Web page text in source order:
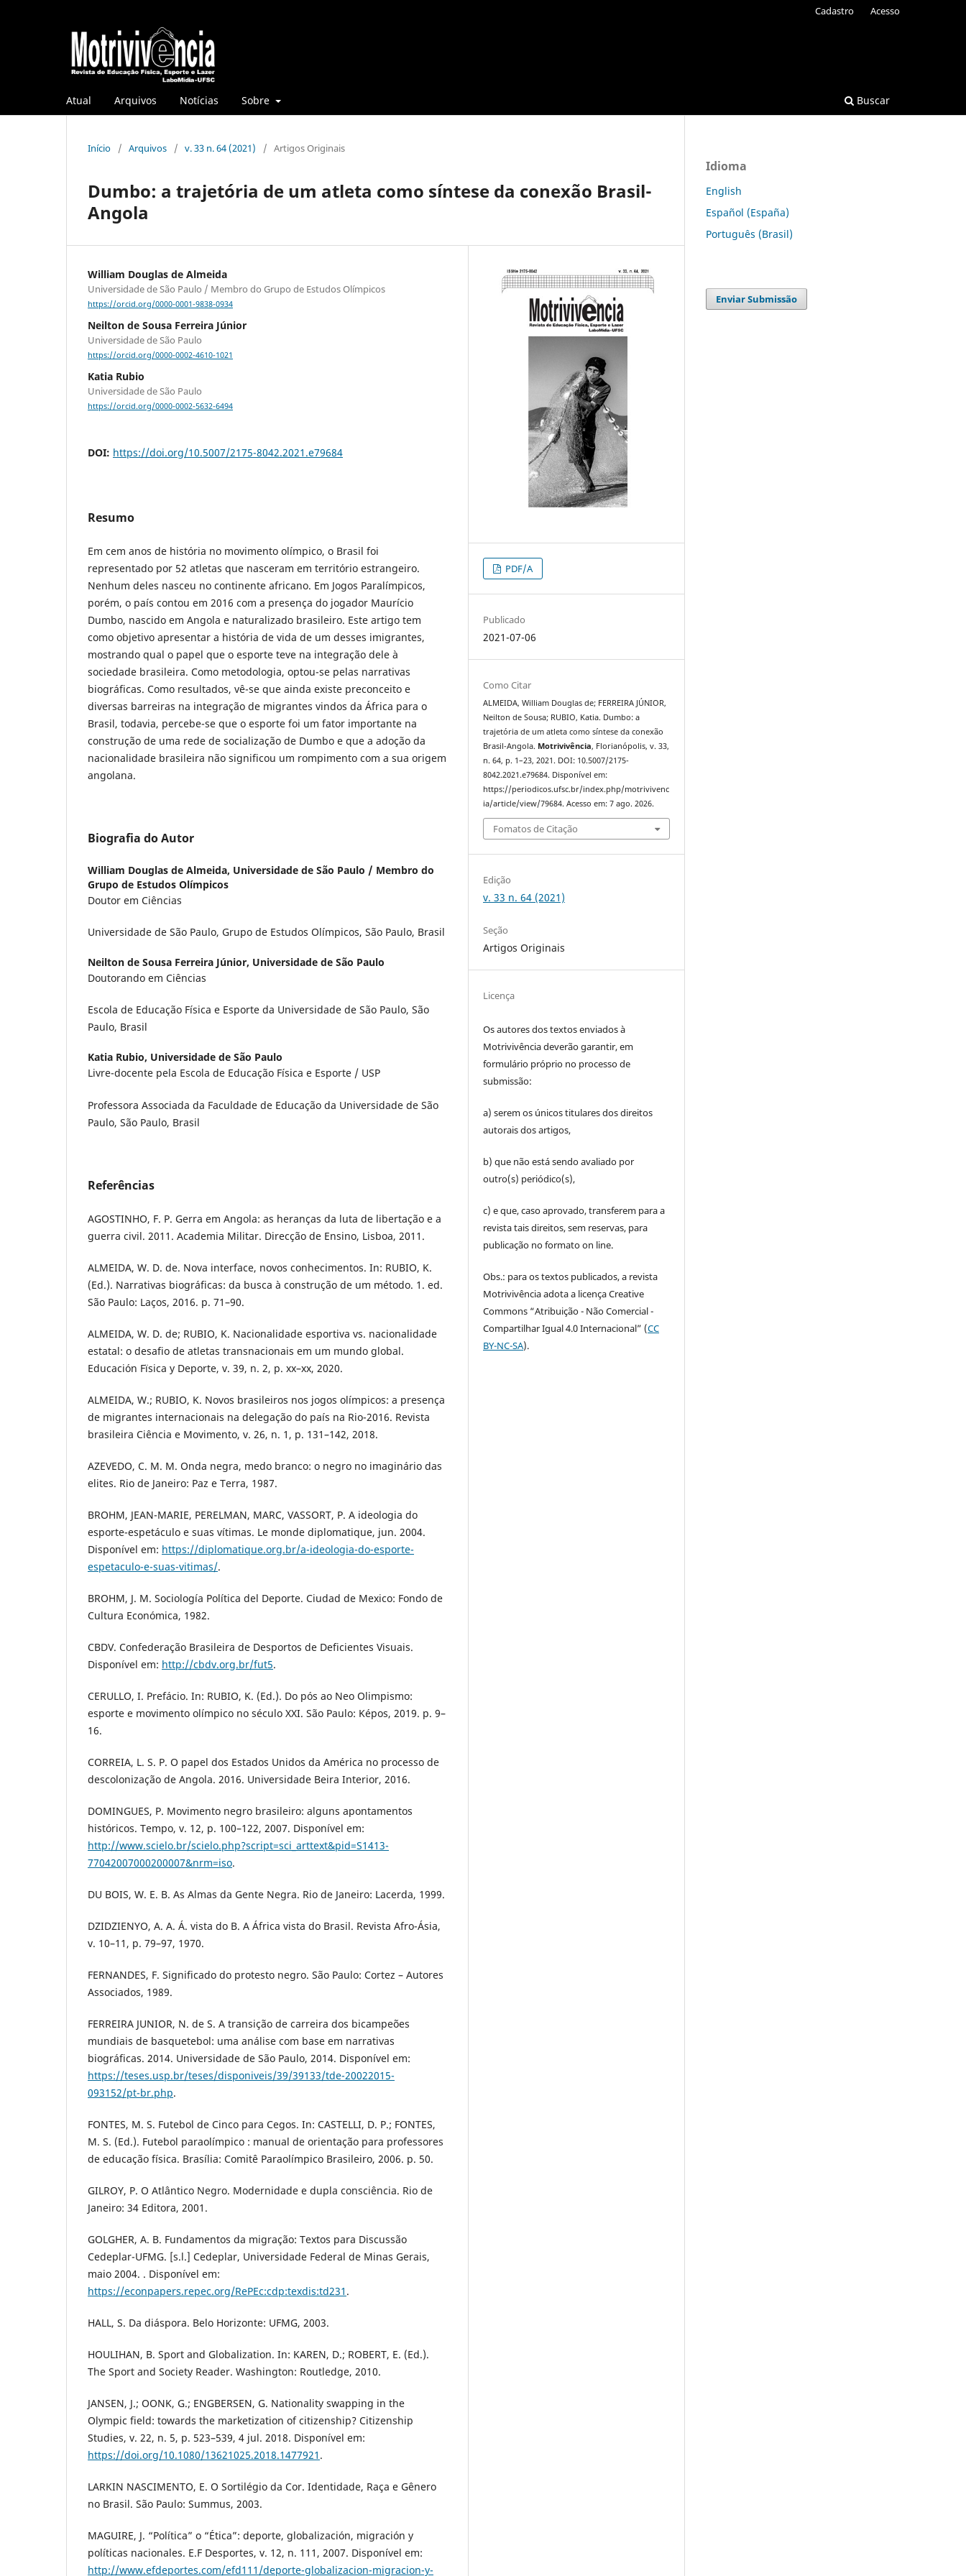
Atual Arquivos Notícias Sobre Buscar
Cadastro Acesso
Início / Arquivos / v. 33 n. 64 (2021) / Artigos Originais
Dumbo: a trajetória de um atleta como síntese da conexão Brasil-
Angola
William Douglas de Almeida
Universidade de São Paulo / Membro do Grupo de Estudos Olímpicos
https://orcid.org/0000-0001-9838-0934
Neilton de Sousa Ferreira Júnior
Universidade de São Paulo
https://orcid.org/0000-0002-4610-1021
Katia Rubio
Universidade de São Paulo
https://orcid.org/0000-0002-5632-6494
DOI: https://doi.org/10.5007/2175-8042.2021.e79684
Resumo
Em cem anos de história no movimento olímpico, o Brasil foi
representado por 52 atletas que nasceram em território estrangeiro.
Nenhum deles nasceu no continente africano. Em Jogos Paralímpicos,
porém, o país contou em 2016 com a presença do jogador Maurício
Dumbo, nascido em Angola e naturalizado brasileiro. Este artigo tem
como objetivo apresentar a história de vida de um desses imigrantes,
mostrando qual o papel que o esporte teve na integração dele à
sociedade brasileira. Como metodologia, optou-se pelas narrativas
biográficas. Como resultados, vê-se que ainda existe preconceito e
diversas barreiras na integração de migrantes vindos da África para o
Brasil, todavia, percebe-se que o esporte foi um fator importante na
construção de uma rede de socialização de Dumbo e que a adoção da
nacionalidade brasileira não significou um rompimento com a sua origem
angolana.
Biografia do Autor
William Douglas de Almeida, Universidade de São Paulo / Membro do
Grupo de Estudos Olímpicos
Doutor em Ciências
Universidade de São Paulo, Grupo de Estudos Olímpicos, São Paulo, Brasil
Neilton de Sousa Ferreira Júnior, Universidade de São Paulo
Doutorando em Ciências
Escola de Educação Física e Esporte da Universidade de São Paulo, São
Paulo, Brasil
Katia Rubio, Universidade de São Paulo
Livre-docente pela Escola de Educação Física e Esporte / USP
Professora Associada da Faculdade de Educação da Universidade de São
Paulo, São Paulo, Brasil
Referências
AGOSTINHO, F. P. Gerra em Angola: as heranças da luta de libertação e a
guerra civil. 2011. Academia Militar. Direcção de Ensino, Lisboa, 2011.
ALMEIDA, W. D. de. Nova interface, novos conhecimentos. In: RUBIO, K.
(Ed.). Narrativas biográficas: da busca à construção de um método. 1. ed.
São Paulo: Laços, 2016. p. 71–90.
ALMEIDA, W. D. de; RUBIO, K. Nacionalidade esportiva vs. nacionalidade
estatal: o desafio de atletas transnacionais em um mundo global.
Educación Fïsica y Deporte, v. 39, n. 2, p. xx–xx, 2020.
ALMEIDA, W.; RUBIO, K. Novos brasileiros nos jogos olímpicos: a presença
de migrantes internacionais na delegação do país na Rio-2016. Revista
brasileira Ciência e Movimento, v. 26, n. 1, p. 131–142, 2018.
AZEVEDO, C. M. M. Onda negra, medo branco: o negro no imaginário das
elites. Rio de Janeiro: Paz e Terra, 1987.
BROHM, JEAN-MARIE, PERELMAN, MARC, VASSORT, P. A ideologia do
esporte-espetáculo e suas vítimas. Le monde diplomatique, jun. 2004.
Disponível em: https://diplomatique.org.br/a-ideologia-do-esporte-
espetaculo-e-suas-vitimas/.
BROHM, J. M. Sociología Política del Deporte. Ciudad de Mexico: Fondo de
Cultura Económica, 1982.
CBDV. Confederação Brasileira de Desportos de Deficientes Visuais.
Disponível em: http://cbdv.org.br/fut5.
CERULLO, I. Prefácio. In: RUBIO, K. (Ed.). Do pós ao Neo Olimpismo:
esporte e movimento olímpico no século XXI. São Paulo: Képos, 2019. p. 9–
16.
CORREIA, L. S. P. O papel dos Estados Unidos da América no processo de
descolonização de Angola. 2016. Universidade Beira Interior, 2016.
DOMINGUES, P. Movimento negro brasileiro: alguns apontamentos
históricos. Tempo, v. 12, p. 100–122, 2007. Disponível em:
http://www.scielo.br/scielo.php?script=sci_arttext&pid=S1413-
77042007000200007&nrm=iso.
DU BOIS, W. E. B. As Almas da Gente Negra. Rio de Janeiro: Lacerda, 1999.
DZIDZIENYO, A. A. Á. vista do B. A África vista do Brasil. Revista Afro-Ásia,
v. 10–11, p. 79–97, 1970.
FERNANDES, F. Significado do protesto negro. São Paulo: Cortez – Autores
Associados, 1989.
FERREIRA JUNIOR, N. de S. A transição de carreira dos bicampeões
mundiais de basquetebol: uma análise com base em narrativas
biográficas. 2014. Universidade de São Paulo, 2014. Disponível em:
https://teses.usp.br/teses/disponiveis/39/39133/tde-20022015-
093152/pt-br.php.
FONTES, M. S. Futebol de Cinco para Cegos. In: CASTELLI, D. P.; FONTES,
M. S. (Ed.). Futebol paraolímpico : manual de orientação para professores
de educação física. Brasília: Comitê Paraolímpico Brasileiro, 2006. p. 50.
GILROY, P. O Atlântico Negro. Modernidade e dupla consciência. Rio de
Janeiro: 34 Editora, 2001.
GOLGHER, A. B. Fundamentos da migração: Textos para Discussão
Cedeplar-UFMG. [s.l.] Cedeplar, Universidade Federal de Minas Gerais,
maio 2004. . Disponível em:
https://econpapers.repec.org/RePEc:cdp:texdis:td231 .
HALL, S. Da diáspora. Belo Horizonte: UFMG, 2003.
HOULIHAN, B. Sport and Globalization. In: KAREN, D.; ROBERT, E. (Ed.).
The Sport and Society Reader. Washington: Routledge, 2010.
JANSEN, J.; OONK, G.; ENGBERSEN, G. Nationality swapping in the
Olympic field: towards the marketization of citizenship? Citizenship
Studies, v. 22, n. 5, p. 523–539, 4 jul. 2018. Disponível em:
https://doi.org/10.1080/13621025.2018.1477921 .
LARKIN NASCIMENTO, E. O Sortilégio da Cor. Identidade, Raça e Gênero
no Brasil. São Paulo: Summus, 2003.
MAGUIRE, J. “Política” o “Ética”: deporte, globalización, migración y
políticas nacionales. E.F Desportes, v. 12, n. 111, 2007. Disponível em:
http://www.efdeportes.com/efd111/deporte-globalizacion-migracion-y-
PDF/A
Publicado
2021-07-06
Como Citar
ALMEIDA, William Douglas de; FERREIRA JÚNIOR,
Neilton de Sousa; RUBIO, Katia. Dumbo: a
trajetória de um atleta como síntese da conexão
Brasil-Angola. Motrivivência, Florianópolis, v. 33,
n. 64, p. 1–23, 2021. DOI: 10.5007/2175-
8042.2021.e79684. Disponível em:
https://periodicos.ufsc.br/index.php/motrivivenc
ia/article/view/79684. Acesso em: 7 ago. 2026.
Fomatos de Citação
Edição
v. 33 n. 64 (2021)
Seção
Artigos Originais
Licença
Os autores dos textos enviados à
Motrivivência deverão garantir, em
formulário próprio no processo de
submissão:
a) serem os únicos titulares dos direitos
autorais dos artigos,
b) que não está sendo avaliado por
outro(s) periódico(s),
c) e que, caso aprovado, transferem para a
revista tais direitos, sem reservas, para
publicação no formato on line.
Obs.: para os textos publicados, a revista
Motrivivência adota a licença Creative
Commons “Atribuição - Não Comercial -
Compartilhar Igual 4.0 Internacional” (CC
BY-NC-SA).
Idioma
English
Español (España)
Português (Brasil)
Enviar Submissão